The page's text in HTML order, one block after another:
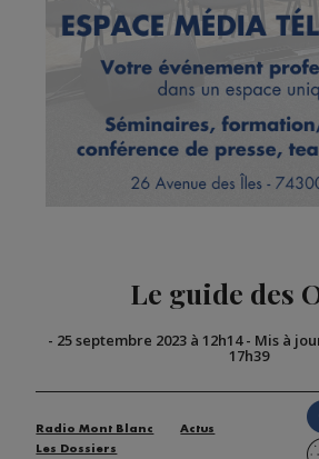
Le guide des
- 25 septembre 2023 à 12h14- Mis à
17h39
Radio Mont Blanc
Actus
Les Dossiers